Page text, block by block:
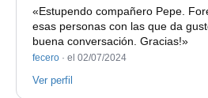
https://www.thomann.es/
Poco más que decir de esta
«Estupendo compañero Pepe.
esas personas con las que da
buena conversación. Gracias!»
fecero · el 02/07/2024
Ver perfil